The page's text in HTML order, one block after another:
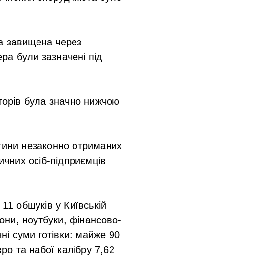
завищена через
були зазначені під
була значно нижчою
незаконно отриманих
осіб-підприємців
обшуків у Київській
ноутбуки, фінансово-
суми готівки: майже 90
та набої калібру 7,62